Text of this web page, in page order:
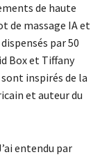
de haute
de massage IA et
par 50
Box et Tiffany
sont inspirés de la
et auteur du
entendu par